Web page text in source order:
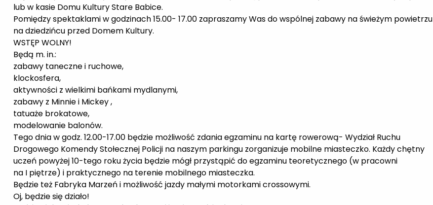
lub w kasie Domu Kultury Stare Babice.
Pomiędzy spektaklami w godzinach 15.00- 17.00 zapraszamy Was do wspólnej zabawy na świeżym powietrzu
na dziedzińcu przed Domem Kultury.
WSTĘP WOLNY!
Będą m. in.:
zabawy taneczne i ruchowe,
klockosfera,
aktywności z wielkimi bańkami mydlanymi,
zabawy z Minnie i Mickey ,
tatuaże brokatowe,
modelowanie balonów.
Tego dnia w godz. 12.00-17.00 będzie możliwość zdania egzaminu na kartę rowerową- Wydział Ruchu
Drogowego Komendy Stołecznej Policji na naszym parkingu zorganizuje mobilne miasteczko. Każdy chętny
uczeń powyżej 10-tego roku życia będzie mógł przystąpić do egzaminu teoretycznego (w pracowni
na I piętrze) i praktycznego na terenie mobilnego miasteczka.
Będzie też Fabryka Marzeń i możliwość jazdy małymi motorkami crossowymi.
Oj, będzie się działo!